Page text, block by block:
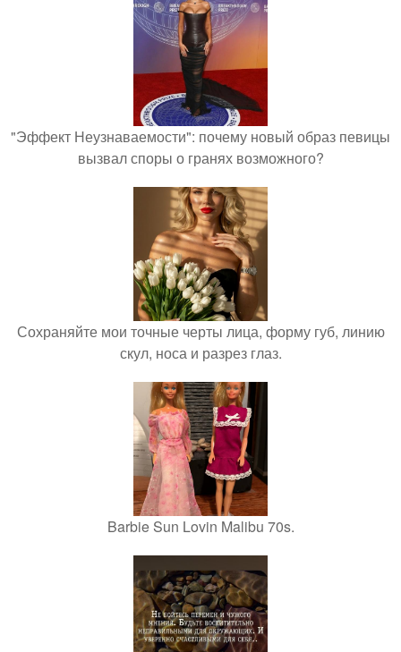
"Эффект Неузнаваемости": почему новый образ певицы
вызвал споры о гранях возможного?
Сохраняйте мои точные черты лица, форму губ, линию
скул, носа и разрез глаз.
Barbie Sun Lovin Malibu 70s.